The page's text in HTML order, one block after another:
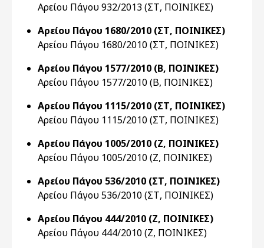
Αρείου Πάγου 932/2013 (ΣΤ, ΠΟΙΝΙΚΕΣ)
Αρείου Πάγου 1680/2010 (ΣΤ, ΠΟΙΝΙΚΕΣ)
Αρείου Πάγου 1680/2010 (ΣΤ, ΠΟΙΝΙΚΕΣ)
Αρείου Πάγου 1577/2010 (Β, ΠΟΙΝΙΚΕΣ)
Αρείου Πάγου 1577/2010 (Β, ΠΟΙΝΙΚΕΣ)
Αρείου Πάγου 1115/2010 (ΣΤ, ΠΟΙΝΙΚΕΣ)
Αρείου Πάγου 1115/2010 (ΣΤ, ΠΟΙΝΙΚΕΣ)
Αρείου Πάγου 1005/2010 (Ζ, ΠΟΙΝΙΚΕΣ)
Αρείου Πάγου 1005/2010 (Ζ, ΠΟΙΝΙΚΕΣ)
Αρείου Πάγου 536/2010 (ΣΤ, ΠΟΙΝΙΚΕΣ)
Αρείου Πάγου 536/2010 (ΣΤ, ΠΟΙΝΙΚΕΣ)
Αρείου Πάγου 444/2010 (Ζ, ΠΟΙΝΙΚΕΣ)
Αρείου Πάγου 444/2010 (Ζ, ΠΟΙΝΙΚΕΣ)